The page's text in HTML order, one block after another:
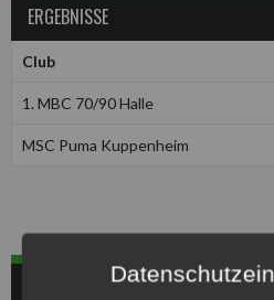
ERGEBNISSE
Club
1. MBC 70/90 Halle
MSC Puma Kuppenheim